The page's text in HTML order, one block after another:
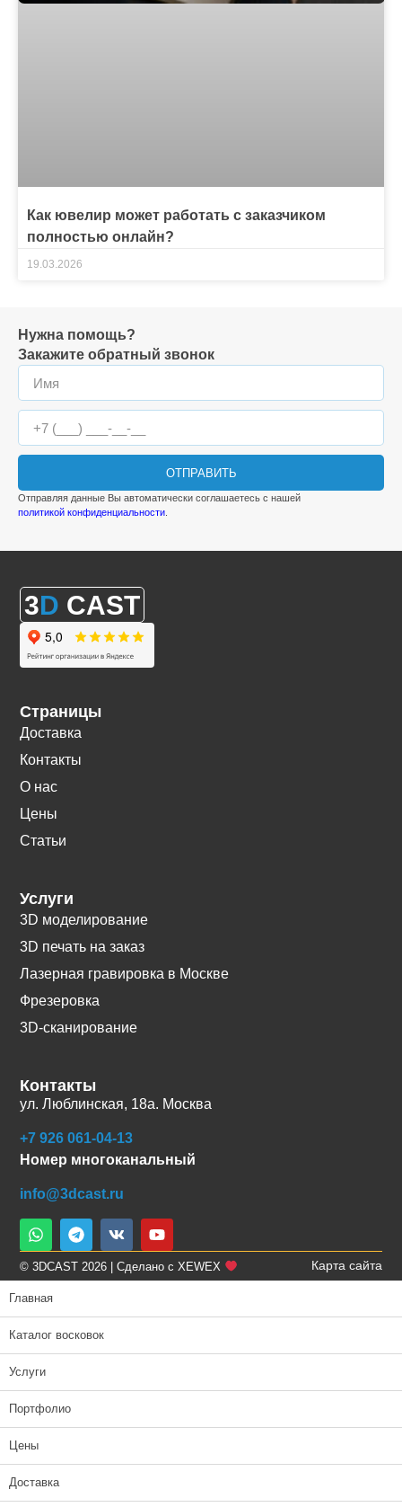
Как ювелир может работать с заказчиком
полностью онлайн?
19.03.2026
Нужна помощь?
Закажите обратный звонок
ОТПРАВИТЬ
Отправляя данные Вы автоматически соглашаетесь с нашей
политикой конфиденциальности
3D CAST
Страницы
Доставка
Контакты
О нас
Цены
Статьи
Услуги
3D моделирование
3D печать на заказ
Лазерная гравировка в Москве
Фрезеровка
3D-сканирование
Контакты
ул. Люблинская, 18а. Москва
+7 926 061-04-13
Номер многоканальный
info@3dcast.ru
© 3DCAST 2026 | Сделано с XEWEX Карта сайта
Главная
Каталог восковок
Услуги
Портфолио
Цены
Доставка